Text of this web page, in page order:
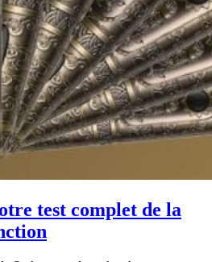
test complet de la